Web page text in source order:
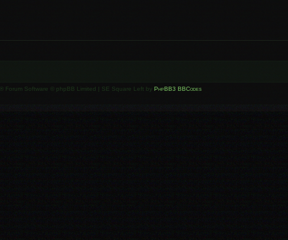
® Forum Software © phpBB Limited | SE Square Left by PhpBB3 BBCodes